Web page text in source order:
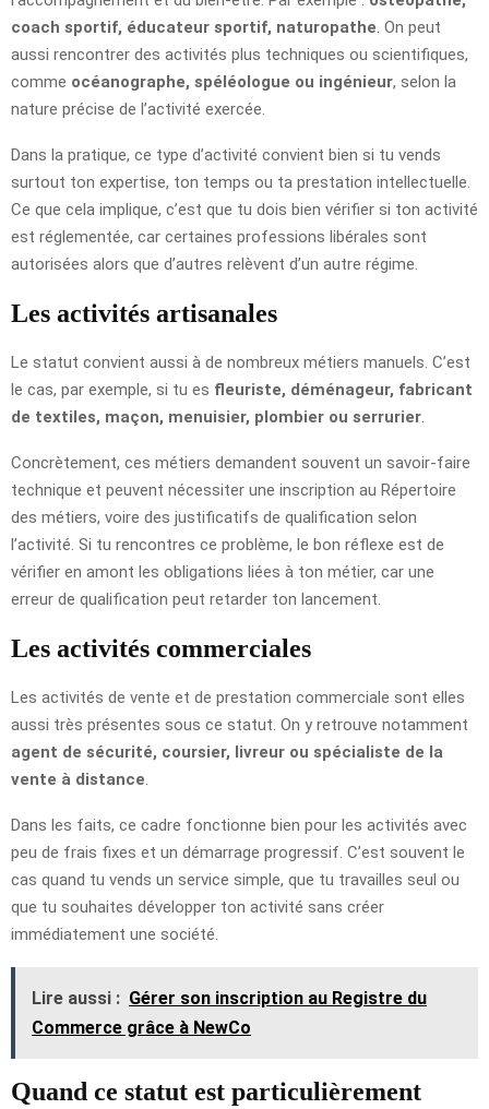
coach sportif, éducateur sportif, naturopathe . On peut
aussi rencontrer des activités plus techniques ou scientifiques,
comme océanographe, spéléologue ou ingénieur, selon la
nature précise de l’activité exercée.
Dans la pratique, ce type d’activité convient bien si tu vends
surtout ton expertise, ton temps ou ta prestation intellectuelle.
Ce que cela implique, c’est que tu dois bien vérifier si ton activité
est réglementée, car certaines professions libérales sont
autorisées alors que d’autres relèvent d’un autre régime.
Les activités artisanales
Le statut convient aussi à de nombreux métiers manuels. C’est
le cas, par exemple, si tu es fleuriste, déménageur, fabricant
de textiles, maçon, menuisier, plombier ou serrurier
Concrètement, ces métiers demandent souvent un savoir-faire
technique et peuvent nécessiter une inscription au Répertoire
des métiers, voire des justificatifs de qualification selon
l’activité. Si tu rencontres ce problème, le bon réflexe est de
vérifier en amont les obligations liées à ton métier, car une
erreur de qualification peut retarder ton lancement.
Les activités commerciales
Les activités de vente et de prestation commerciale sont elles
aussi très présentes sous ce statut. On y retrouve notamment
agent de sécurité, coursier, livreur ou spécialiste de la
vente à distance
Dans les faits, ce cadre fonctionne bien pour les activités avec
peu de frais fixes et un démarrage progressif. C’est souvent le
cas quand tu vends un service simple, que tu travailles seul ou
que tu souhaites développer ton activité sans créer
immédiatement une société.
Lire aussi : Gérer son inscription au Registre du
Commerce grâce à NewCo
Quand ce statut est particulièrement